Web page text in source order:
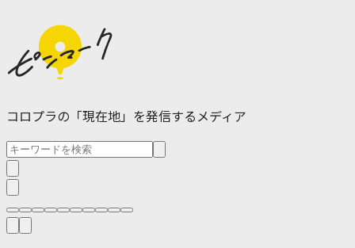
コロプラの「現在地」を発信するメディア